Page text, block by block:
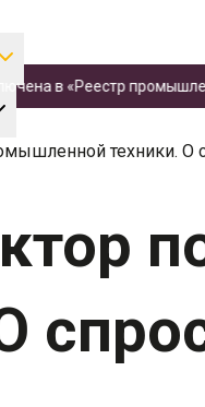
в «Реестр
техники. О